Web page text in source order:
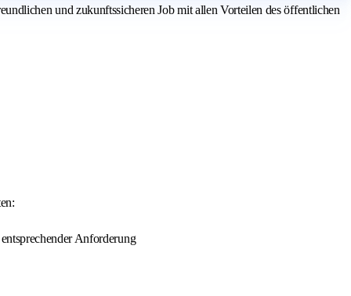
und zukunftssicheren Job mit allen Vorteilen des öffentlichen
Anforderung